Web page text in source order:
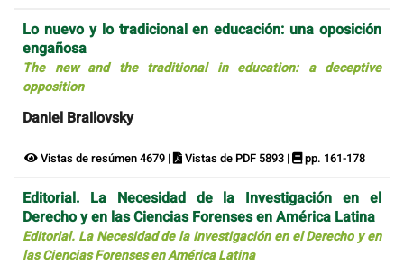
Lo nuevo y lo tradicional en educación: una oposición
engañosa
The new and the traditional in education: a deceptive
opposition
Daniel Brailovsky
Vistas de resúmen 4679 | Vistas de PDF 5893 | pp. 161-178
Editorial. La Necesidad de la Investigación en el
Derecho y en las Ciencias Forenses en América Latina
Editorial. La Necesidad de la Investigación en el Derecho y en
las Ciencias Forenses en América Latina